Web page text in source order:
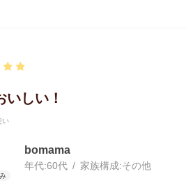
いしい！
い
bomama
年代:60代 家族構成:その他